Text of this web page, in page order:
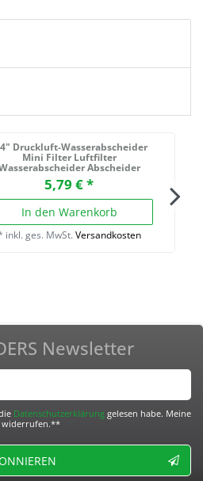
Druckluft-Wasserabscheider
Mini Filter Luftfilter
Abscheider
5,79 € *
In den Warenkorb
inkl. ges. MwSt. Versandkosten
Newsletter
Daten­schutz­erklärunggelesen habe. Meine
widerrufen.**